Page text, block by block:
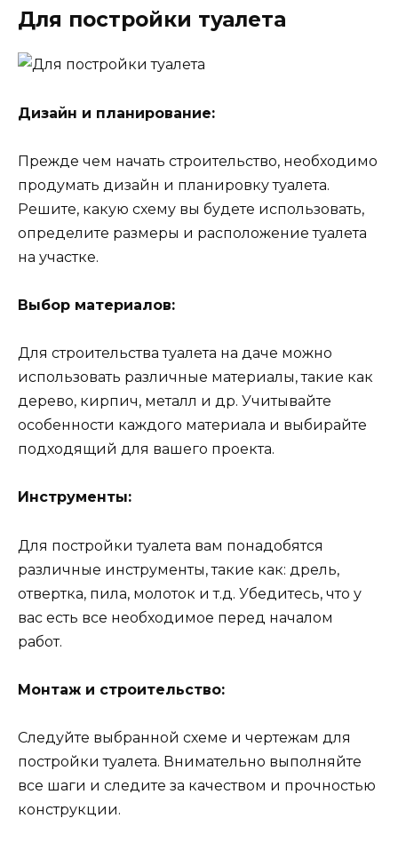
Для постройки туалета
Дизайн и планирование:
Прежде чем начать строительство, необходимо
продумать дизайн и планировку туалета.
Решите, какую схему вы будете использовать,
определите размеры и расположение туалета
на участке.
Выбор материалов:
Для строительства туалета на даче можно
использовать различные материалы, такие как
дерево, кирпич, металл и др. Учитывайте
особенности каждого материала и выбирайте
подходящий для вашего проекта.
Инструменты:
Для постройки туалета вам понадобятся
различные инструменты, такие как: дрель,
отвертка, пила, молоток и т.д. Убедитесь, что у
вас есть все необходимое перед началом
работ.
Монтаж и строительство:
Следуйте выбранной схеме и чертежам для
постройки туалета. Внимательно выполняйте
все шаги и следите за качеством и прочностью
конструкции.